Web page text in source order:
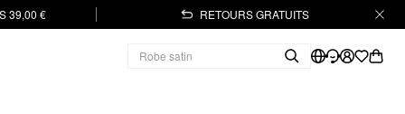
39,00 € RETOURS GRATUITS